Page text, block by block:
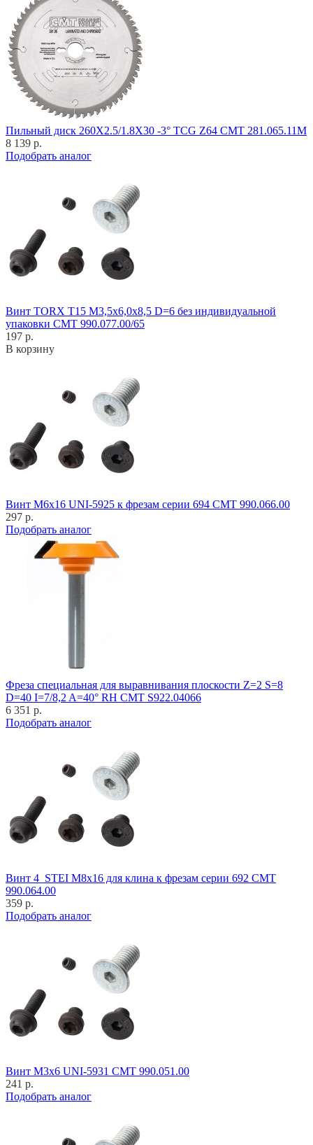
Пильный диск 260X2.5/1.8X30 -3° TCG Z64 CMT 281.065.11M
8 139 р.
Подобрать аналог
Винт TORX T15 M3,5x6,0x8,5 D=6 без индивидуальной
упаковки CMT 990.077.00/65
197 р.
В корзину
Винт M6x16 UNI-5925 к фрезам серии 694 CMT 990.066.00
297 р.
Подобрать аналог
Фреза специальная для выравнивания плоскости Z=2 S=8
D=40 I=7/8,2 A=40° RH CMT S922.04066
6 351 р.
Подобрать аналог
Винт 4_STEI M8x16 для клина к фрезам серии 692 CMT
990.064.00
359 р.
Подобрать аналог
Винт M3x6 UNI-5931 CMT 990.051.00
241 р.
Подобрать аналог